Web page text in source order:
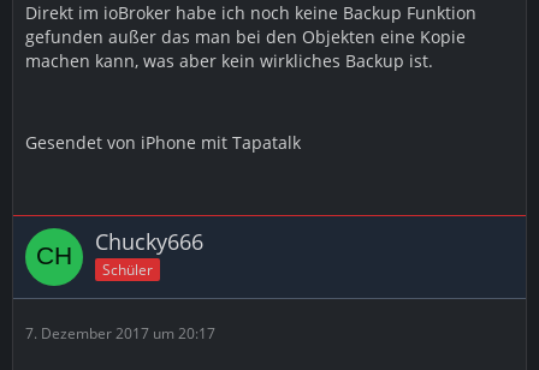
Direkt im ioBroker habe ich noch keine Backup Funktion
gefunden außer das man bei den Objekten eine Kopie
machen kann, was aber kein wirkliches Backup ist.
Gesendet von iPhone mit Tapatalk
Chucky666
Schüler
7. Dezember 2017 um 20:17